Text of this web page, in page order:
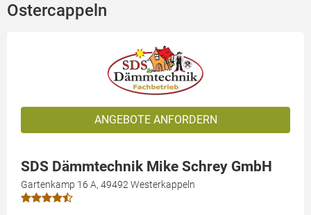
Ostercappeln
ANGEBOTE ANFORDERN
SDS Dämmtechnik Mike Schrey GmbH
Gartenkamp 16 A, 49492 Westerkappeln